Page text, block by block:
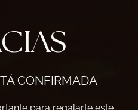
CONFIRMADA